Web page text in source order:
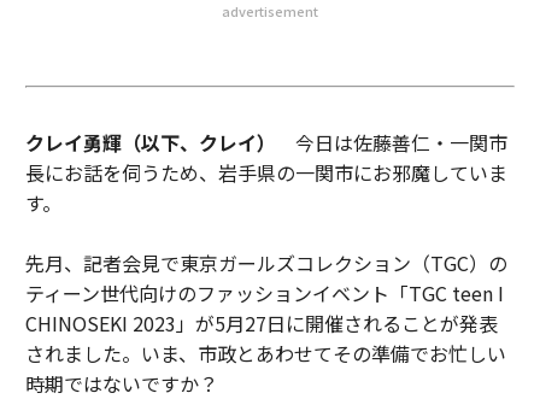
advertisement
クレイ勇輝（以下、クレイ）
今日は佐藤善仁・一関市
長にお話を伺うため、岩手県の一関市にお邪魔していま
す。
先月、記者会見で東京ガールズコレクション（TGC）の
ティーン世代向けのファッションイベント「TGC teen I
CHINOSEKI 2023」が5月27日に開催されることが発表
されました。いま、市政とあわせてその準備でお忙しい
時期ではないですか？